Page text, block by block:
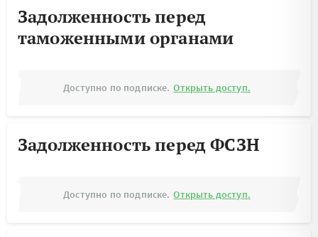
Задолженность перед
таможенными органами
Доступно по подписке. Открыть доступ.
Задолженность перед ФСЗН
Доступно по подписке. Открыть доступ.